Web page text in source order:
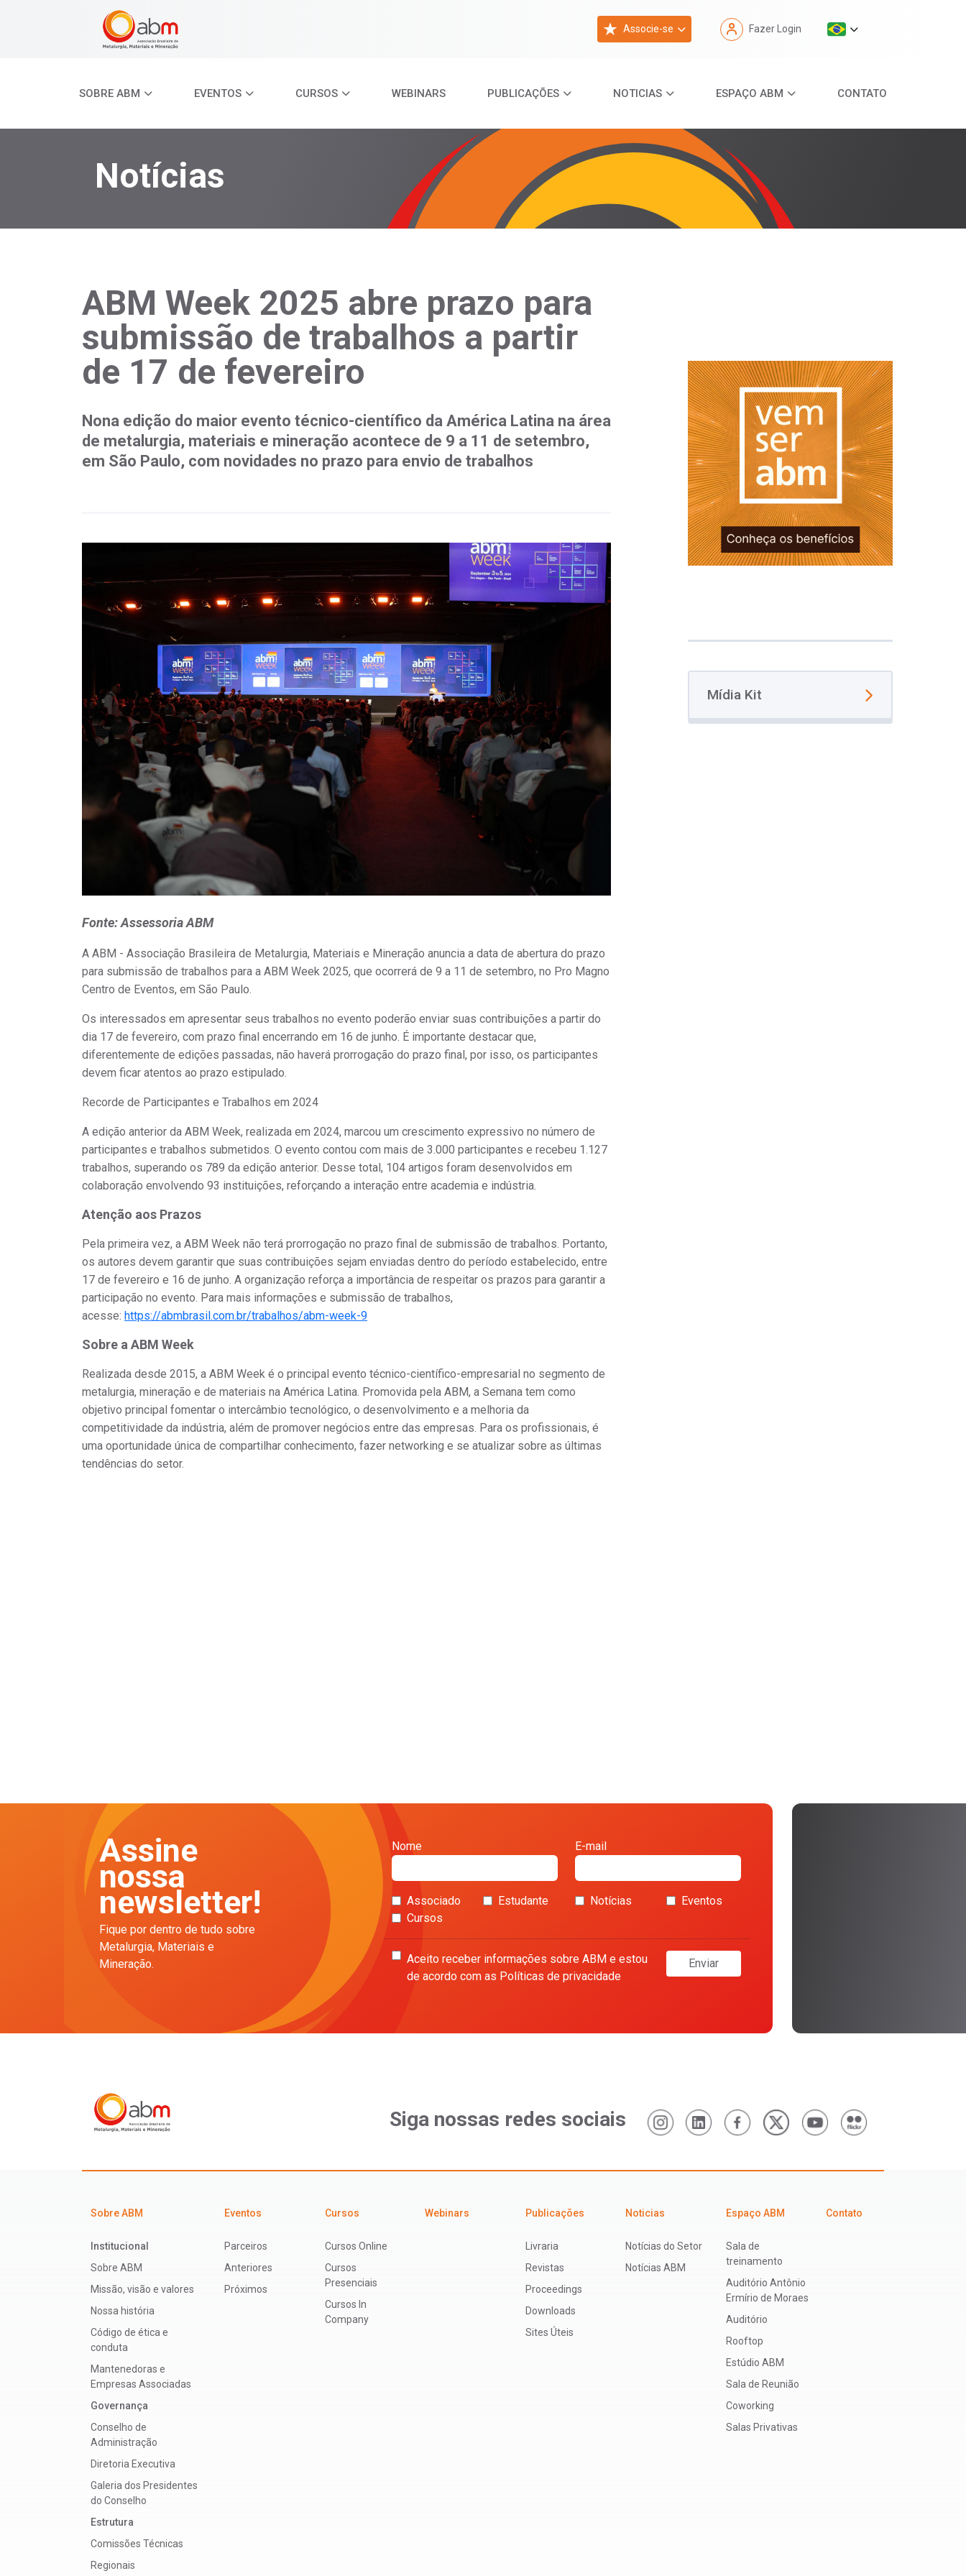
Associe-se Fazer Login
SOBRE ABM EVENTOS CURSOS WEBINARS PUBLICAÇÕES NOTICIAS ESPAÇO ABM CONTATO
Notícias
ABM Week 2025 abre prazo para
submissão de trabalhos a partir
de 17 de fevereiro
Nona edição do maior evento técnico-científico da América Latina na área
de metalurgia, materiais e mineração acontece de 9 a 11 de setembro,
em São Paulo, com novidades no prazo para envio de trabalhos
Fonte: Assessoria ABM
A ABM - Associação Brasileira de Metalurgia, Materiais e Mineração anuncia a data de abertura do prazo
para submissão de trabalhos para a ABM Week 2025, que ocorrerá de 9 a 11 de setembro, no Pro Magno
Centro de Eventos, em São Paulo.
Os interessados em apresentar seus trabalhos no evento poderão enviar suas contribuições a partir do
dia 17 de fevereiro, com prazo final encerrando em 16 de junho. É importante destacar que,
diferentemente de edições passadas, não haverá prorrogação do prazo final, por isso, os participantes
devem ficar atentos ao prazo estipulado.
Recorde de Participantes e Trabalhos em 2024
A edição anterior da ABM Week, realizada em 2024, marcou um crescimento expressivo no número de
participantes e trabalhos submetidos. O evento contou com mais de 3.000 participantes e recebeu 1.127
trabalhos, superando os 789 da edição anterior. Desse total, 104 artigos foram desenvolvidos em
colaboração envolvendo 93 instituições, reforçando a interação entre academia e indústria.
Atenção aos Prazos
Pela primeira vez, a ABM Week não terá prorrogação no prazo final de submissão de trabalhos. Portanto,
os autores devem garantir que suas contribuições sejam enviadas dentro do período estabelecido, entre
17 de fevereiro e 16 de junho. A organização reforça a importância de respeitar os prazos para garantir a
participação no evento. Para mais informações e submissão de trabalhos,
acesse: https://abmbrasil.com.br/trabalhos/abm-week-9
Sobre a ABM Week
Realizada desde 2015, a ABM Week é o principal evento técnico-científico-empresarial no segmento de
metalurgia, mineração e de materiais na América Latina. Promovida pela ABM, a Semana tem como
objetivo principal fomentar o intercâmbio tecnológico, o desenvolvimento e a melhoria da
competitividade da indústria, além de promover negócios entre das empresas. Para os profissionais, é
uma oportunidade única de compartilhar conhecimento, fazer networking e se atualizar sobre as últimas
tendências do setor.
Mídia Kit
Assine
nossa
newsletter!
Fique por dentro de tudo sobre
Metalurgia, Materiais e
Mineração.
Nome E-mail
Associado Estudante Notícias
Eventos
Cursos
Aceito receber informações sobre ABM e estou
de acordo com as Políticas de privacidade
Enviar
Siga nossas redes sociais
Sobre ABM
Institucional
Sobre ABM
Missão, visão e valores
Nossa história
Código de ética e
conduta
Mantenedoras e
Empresas Associadas
Governança
Conselho de
Administração
Diretoria Executiva
Galeria dos Presidentes
do Conselho
Estrutura
Comissões Técnicas
Regionais
Eventos
Parceiros
Anteriores
Próximos
Cursos
Cursos Online
Cursos
Presenciais
Cursos In
Company
Webinars Publicações
Livraria
Revistas
Proceedings
Downloads
Sites Úteis
Noticias
Notícias do Setor
Notícias ABM
Espaço ABM
Sala de
treinamento
Auditório Antônio
Ermírio de Moraes
Auditório
Rooftop
Estúdio ABM
Sala de Reunião
Coworking
Salas Privativas
Contato